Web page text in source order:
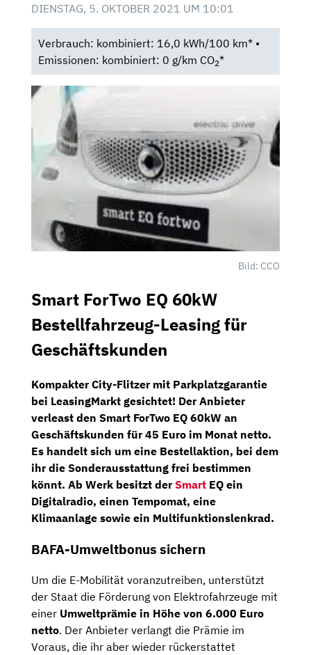
DIENSTAG, 5. OKTOBER 2021 UM 10:01
Verbrauch: kombiniert: 16,0 kWh/100 km* •
Emissionen: kombiniert: 0 g/km CO2*
Bild: CCO
Smart ForTwo EQ 60kW
Bestellfahrzeug-Leasing für
Geschäftskunden
Kompakter City-Flitzer mit Parkplatzgarantie
bei LeasingMarkt gesichtet! Der Anbieter
verleast den Smart ForTwo EQ 60kW an
Geschäftskunden für45 Euro im Monat netto.
Es handelt sich um eine Bestellaktion, bei dem
ihr die Sonderausstattung frei bestimmen
könnt. Ab Werk besitzt derSmart EQ ein
Digitalradio, einen Tempomat, eine
Klimaanlage sowie ein Multifunktionslenkrad.
BAFA-Umweltbonus sichern
Um die E-Mobilität voranzutreiben, unterstützt
der Staat die Förderung von Elektrofahrzeuge mit
einer Umweltprämie in Höhe von 6.000 Euro
netto. Der Anbieter verlangt die Prämie im
Voraus, die ihr aber wieder rückerstattet